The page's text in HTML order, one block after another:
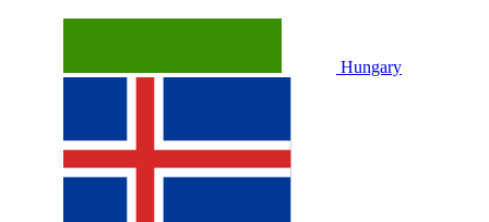
Hungary